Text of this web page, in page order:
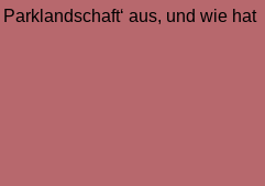
aus, und wie hat